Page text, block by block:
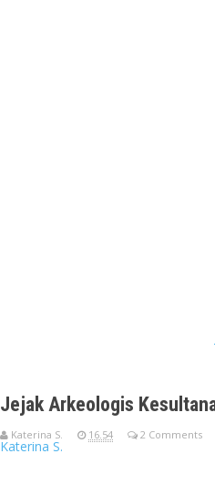
Jejak Arkeologis
Katerina S. 16.54 2 Comments
Katerina S.